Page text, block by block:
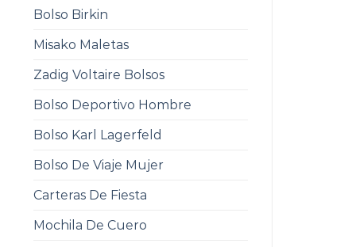
Bolso Birkin
Misako Maletas
Zadig Voltaire Bolsos
Bolso Deportivo Hombre
Bolso Karl Lagerfeld
Bolso De Viaje Mujer
Carteras De Fiesta
Mochila De Cuero